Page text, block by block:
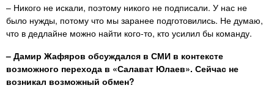
– Никого не искали, поэтому никого не подписали. У нас не
было нужды, потому что мы заранее подготовились. Не думаю,
что в дедлайне можно найти кого-то, кто усилил бы команду.
– Дамир Жафяров обсуждался в СМИ в контексте
возможного перехода в «Салават Юлаев». Сейчас не
возникал возможный обмен?